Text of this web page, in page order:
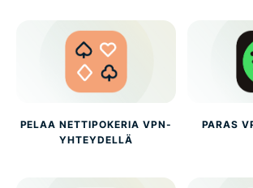
PELAA NETTIPOKERIA VPN-
YHTEYDELLÄ
PARAS